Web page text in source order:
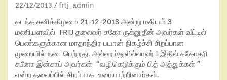
22/12/2013 frtj_admin
கடந்த சனிக்கிழமை 21-12-2013 அன்று மதியம் 3
மணியளவில் FRTJ தலைவர் சகோ ருக்னுதீன் அவர்கள் வீட்டில்
பெண்களுக்கான மாதாந்திர பயான் நிகழ்ச்சி சிறப்பான
முறையில் நடைபெற்றது. அல்ஹம்துலில்லாஹ் ! இதில் சகோதரி
சபீனா இன்சாப் அவர்கள் “வழிகெடுக்கும் பித் அத்துக்கள் ”
என்ற தலைப்பில் சிறப்பாக உரையாற்றினார்கள்.